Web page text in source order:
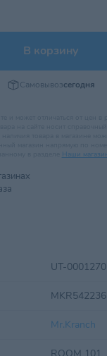
В корзину
Самовывозсегодня
Наши
UT-
MKR542236
Mr.Kranch